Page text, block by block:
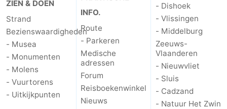
ZIEN & DOEN
Strand
Bezienswaardigheden
- Musea
- Monumenten
- Molens
- Vuurtorens
- Uitkijkpunten
INFO.
Route
- Parkeren
Medische
adressen
Forum
Reisboekenwinkel
Nieuws
- Dishoek
- Vlissingen
- Middelburg
Zeeuws-
Vlaanderen
- Nieuwvliet
- Sluis
- Cadzand
- Natuur Het Zwin